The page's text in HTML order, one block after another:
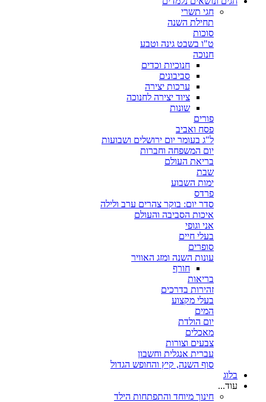
חגי תשרי
תחילת השנה
סוכות
ט"ו בשבט גינה וטבע
חנוכה
חנוכיות וכדים
סביבונים
ערכות יצירה
ציוד יצירה לחנוכה
שונות
פורים
פסח ואביב
ל"ג בעומר יום ירושלים ושבועות
יום המשפחה וחברות
בריאת העולם
שבת
ימות השבוע
פרדס
סדר יום: בוקר צהרים ערב ולילה
איכות הסביבה והעולם
אני וגופי
בעלי חיים
סופרים
עונות השנה ומזג האוויר
חורף
בריאות
זהירות בדרכים
בעלי מקצוע
המים
יום הולדת
מאכלים
צבעים וצורות
עברית אנגלית וחשבון
סוף השנה, קיץ והחופש הגדול
בלוג
עוד...
חינוך מיוחד והתפתחות הילד